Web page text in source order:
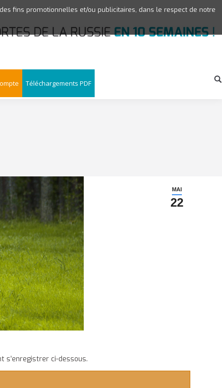
Téléchargements PDF
MAI
22
s’enregistrer ci-dessous.
fins promotionnelles et/ou publicitaires, dans le respect de notre